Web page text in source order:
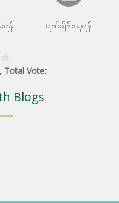
ရန် ရက်ချိန်းယူရန်
, Total Vote:
Blogs